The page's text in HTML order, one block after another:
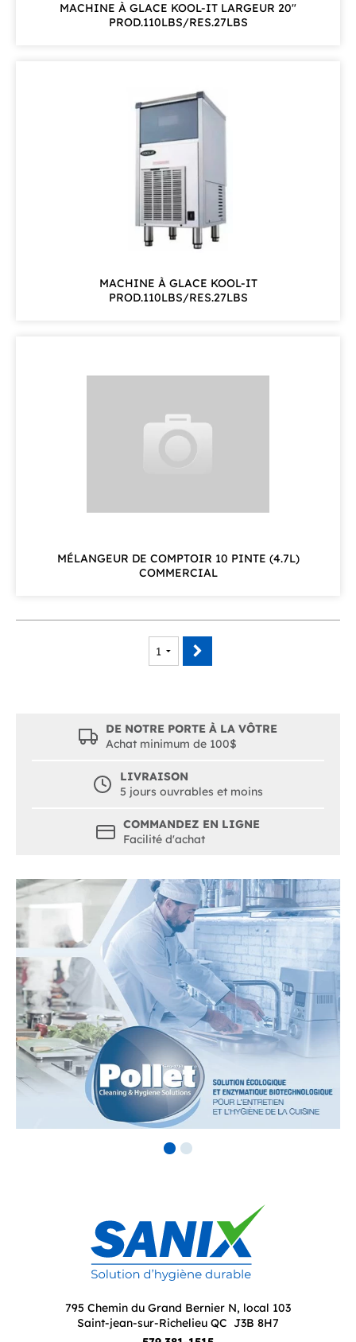
MACHINE À GLACE KOOL-IT LARGEUR 20"
PROD.110LBS/RES.27LBS
MACHINE À GLACE KOOL-IT
PROD.110LBS/RES.27LBS
MÉLANGEUR DE COMPTOIR 10 PINTE (4.7L)
COMMERCIAL
DE NOTRE PORTE À LA VÔTRE
Achat minimum de 100$
LIVRAISON
5 jours ouvrables et moins
COMMANDEZ EN LIGNE
Facilité d'achat
795 Chemin du Grand Bernier N, local 103
Saint-jean-sur-Richelieu QC J3B 8H7